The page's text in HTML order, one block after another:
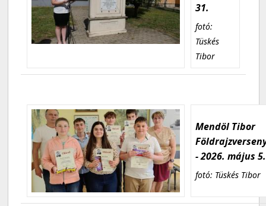
31.
fotó:
Tüskés
Tibor
Mendöl Tibor
- 2026. május 5.
fotó: Tüskés Tibor